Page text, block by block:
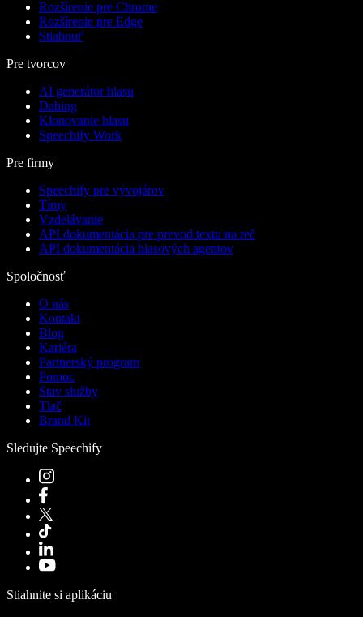
Rozšírenie pre Chrome
Rozšírenie pre Edge
Stiahnuť
Pre tvorcov
AI generátor hlasu
Dabing
Klonovanie hlasu
Speechify Work
Pre firmy
Speechify pre vývojárov
Tímy
Vzdelávanie
API dokumentácia pre prevod textu na reč
API dokumentácia hlasových agentov
Spoločnosť
O nás
Kontakt
Blog
Kariéra
Partnerský program
Pomoc
Stav služby
Tlač
Brand Kit
Sledujte Speechify
Stiahnite si aplikáciu